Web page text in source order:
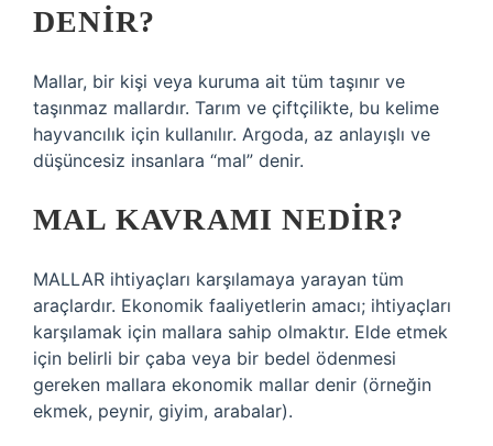
DENIR?
Mallar, bir kişi veya kuruma ait tüm taşınır ve
taşınmaz mallardır. Tarım ve çiftçilikte, bu kelime
hayvancılık için kullanılır. Argoda, az anlayışlı ve
düşüncesiz insanlara “mal” denir.
MAL KAVRAMI NEDIR?
MALLAR ihtiyaçları karşılamaya yarayan tüm
araçlardır. Ekonomik faaliyetlerin amacı; ihtiyaçları
karşılamak için mallara sahip olmaktır. Elde etmek
için belirli bir çaba veya bir bedel ödenmesi
gereken mallara ekonomik mallar denir (örneğin
ekmek, peynir, giyim, arabalar).